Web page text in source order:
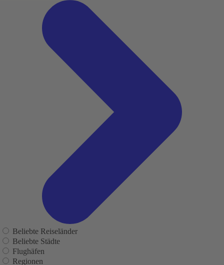
Beliebte Reiseländer
Beliebte Städte
Flughäfen
Regionen